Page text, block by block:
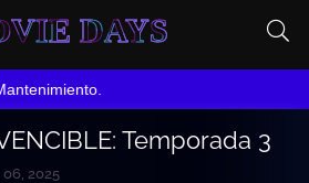
Temporada 3
06, 2025